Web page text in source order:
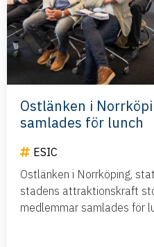
Ostlänken i
samlades för lunch
ESIC
Ostlänken i Norrköping,
stadens attraktionskraft
medlemmar samlades för